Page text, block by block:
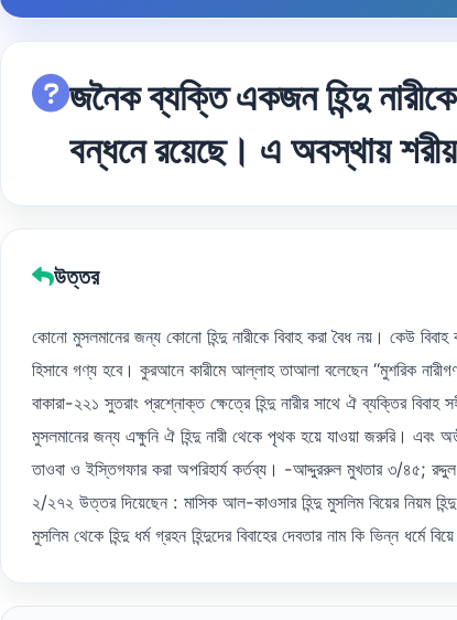
জনৈক ব্যক্তি একজন হিন্দু
বন্ধনে রয়েছে। এ অবস্থায়
উত্তর
কোনো মুসলমানের জন্য কোনো হিন্দু নারীকে বিবাহ করা বৈধ নয়। কেউ
হিসাবে গণ্য হবে। কুরআনে কারীমে আল্লাহ তাআলা বলেছেন ‘‘মুশরিক
বাকারা-২২১ সুতরাং প্রশ্নোক্ত ক্ষেত্রে হিন্দু নারীর সাথে ঐ ব্যক্তির
মুসলমানের জন্য এক্ষুনি ঐ হিন্দু নারী থেকে পৃথক হয়ে যাওয়া জরুরি।
তাওবা ও ইস্তিগফার করা অপরিহার্য কর্তব্য। -আদ্দুররুল মুখতার ৩/৪৫;
২/২৭২ উত্তর দিয়েছেন : মাসিক আল-কাওসার হিন্দু মুসলিম বিয়ের নিয়ম হিন্দু
মুসলিম থেকে হিন্দু ধর্ম গ্রহন হিন্দুদের বিবাহের দেবতার নাম কি ভিন্ন ধর্মে বিয়ে